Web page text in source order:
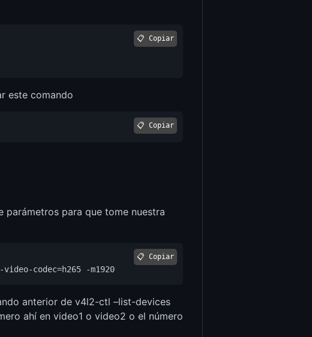
📋 Copiar
este comando
📋 Copiar
parámetros para que tome nuestra
📋 Copiar
anterior de v4l2-ctl –list-devices
ahí en video1 o video2 o el número